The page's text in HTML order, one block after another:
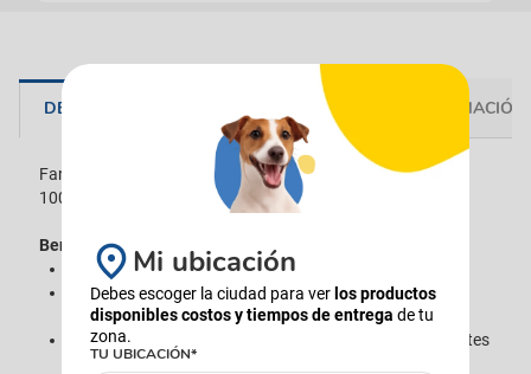
DESCRIPCIÓN ESPECIFICACIONES
Fancy Feast® Purée Kiss, es un snack líquido para gatos,
100% natural.
Beneficios
Snack líquido para gatos adultos.
Textura con deliciosos y delicados trocitos de carne
seleccionada a mano.
Ingredientes 100% naturales, sin saborizantes, colorantes
ni conservantes artificiales.
Mi ubicación
Debes escoger la ciudad para ver los productos
disponibles costos y tiempos de entrega de tu
zona.
TU UBICACIÓN*